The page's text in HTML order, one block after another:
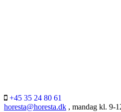
+45 35 24 80 61
horesta@horesta.dk , mandag kl. 9-